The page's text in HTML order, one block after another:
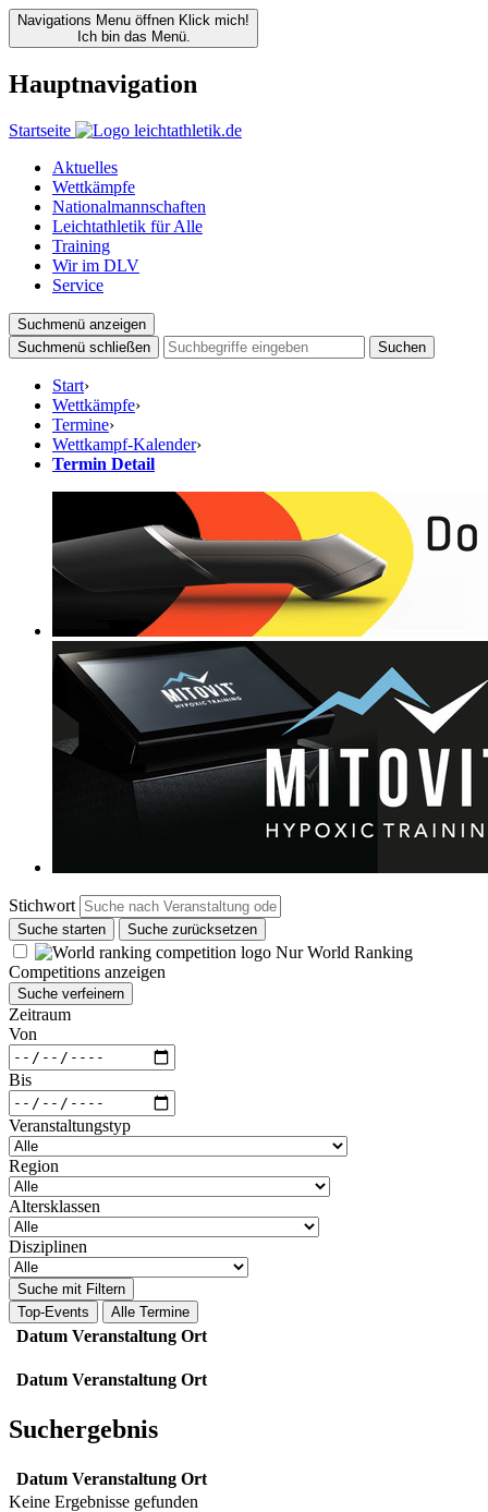
Navigations Menu öffnen Klick mich!
Ich bin das Menü.
Hauptnavigation
Startseite
Aktuelles
Wettkämpfe
Nationalmannschaften
Leichtathletik für Alle
Training
Wir im DLV
Service
Suchmenü anzeigen
Suchmenü schließen
Suchen
Start›
Wettkämpfe›
Termine›
Wettkampf-Kalender›
Termin Detail
Stichwort
Suche starten Suche zurücksetzen
Nur World Ranking
Competitions anzeigen
Suche verfeinern
Zeitraum
Von
Bis
Veranstaltungstyp
Region
Altersklassen
Disziplinen
Suche mit Filtern
Top-Events
Alle Termine
Datum Veranstaltung Ort
Datum Veranstaltung Ort
Suchergebnis
Datum Veranstaltung Ort
Keine Ergebnisse gefunden